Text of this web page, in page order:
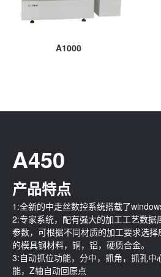
A1000
A450
产品特点
1:全新的中走丝数控系统搭载了
2:专家系统，配有强大的加工工艺数据
参数，可根据不同材质的加工要求选
的模具钢材料，铜，铝，硬质合金。
3:自动抓位功能，分中，抓角，抓孔中
能，Z轴自动回原点